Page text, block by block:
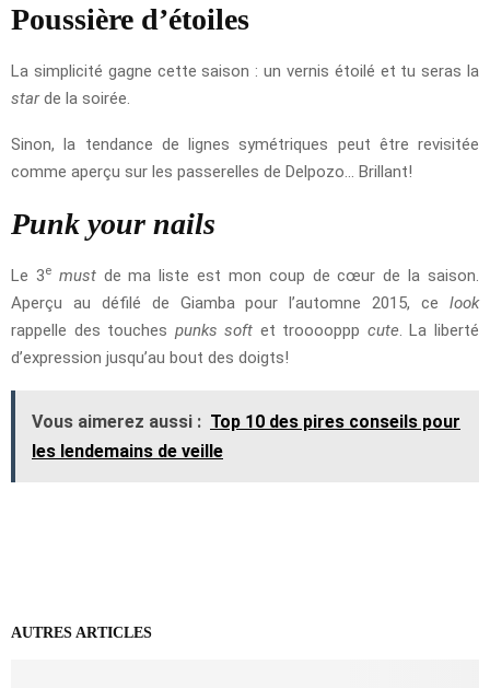
Poussière d’étoiles
La simplicité gagne cette saison : un vernis étoilé et tu seras la
starde la soirée.
Sinon, la tendance de lignes symétriques peut être revisitée
comme aperçu sur les passerelles de Delpozo… Brillant!
Punk your nails
Le 3e mustde ma liste est mon coup de cœur de la saison.
Aperçu au défilé de Giamba pour l’automne 2015, ce look
rappelle des touches punks soft et trooooppp cute . La liberté
d’expression jusqu’au bout des doigts!
Vous aimerez aussi : Top 10 des pires conseils pour
les lendemains de veille
AUTRES ARTICLES